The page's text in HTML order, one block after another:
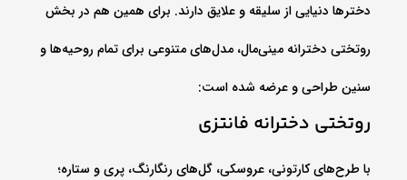
دخترها دنیایی از سلیقه و علایق دارند. برای همین هم در بخش
روتختی دخترانه مینی‌مال، مدل‌های متنوعی برای تمام روحیه‌ها و
سنین طراحی و عرضه شده است:
روتختی دخترانه فانتزی
با طرح‌های کارتونی، عروسکی، گل‌های رنگارنگ، پری و ستاره؛